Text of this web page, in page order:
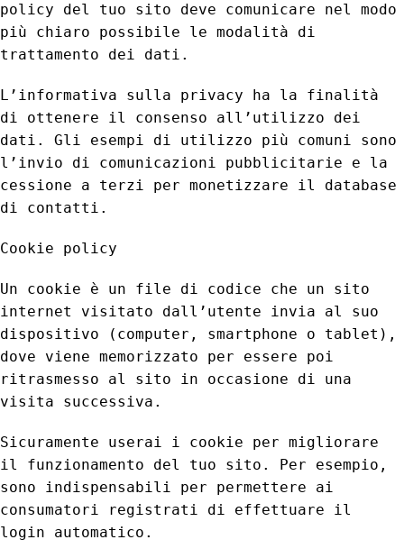
policy del tuo sito deve comunicare nel modo
più chiaro possibile le modalità di
trattamento dei dati.
L’informativa sulla privacy ha la finalità
di ottenere il consenso all’utilizzo dei
dati. Gli esempi di utilizzo più comuni sono
l’invio di comunicazioni pubblicitarie e la
cessione a terzi per monetizzare il database
di contatti.
Cookie policy
Un cookie è un file di codice che un sito
internet visitato dall’utente invia al suo
dispositivo (computer, smartphone o tablet),
dove viene memorizzato per essere poi
ritrasmesso al sito in occasione di una
visita successiva.
Sicuramente userai i cookie per migliorare
il funzionamento del tuo sito. Per esempio,
sono indispensabili per permettere ai
consumatori registrati di effettuare il
login automatico.